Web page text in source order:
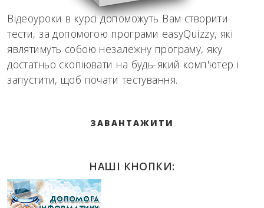
Відеоуроки в курсі допоможуть Вам створити
тести, за допомогою програми easyQuizzy, які
являтимуть собою незалежну програму, яку
достатньо скопіювати на будь-який комп'ютер і
запустити, щоб почати тестування.
ЗАВАНТАЖИТИ
НАШІ КНОПКИ: